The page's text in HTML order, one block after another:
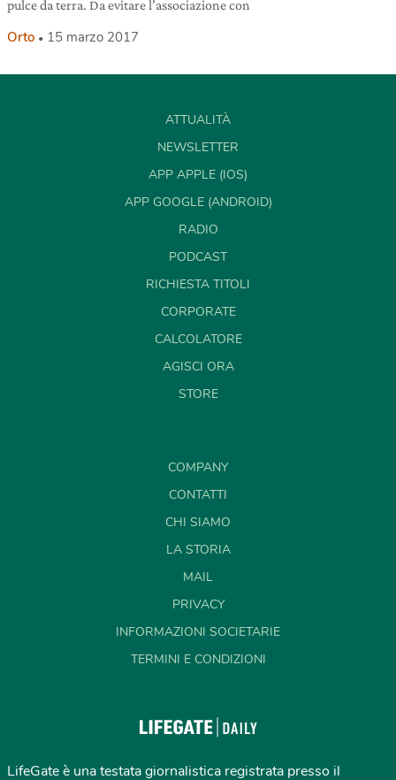
pulce da terra. Da evitare l’associazione con
Orto 15 marzo 2017
ATTUALITÀ
NEWSLETTER
APP APPLE (IOS)
APP GOOGLE (ANDROID)
RADIO
PODCAST
RICHIESTA TITOLI
CORPORATE
CALCOLATORE
AGISCI ORA
STORE
COMPANY
CONTATTI
CHI SIAMO
LA STORIA
MAIL
PRIVACY
INFORMAZIONI SOCIETARIE
TERMINI E CONDIZIONI
LifeGate è una testata giornalistica registrata presso il